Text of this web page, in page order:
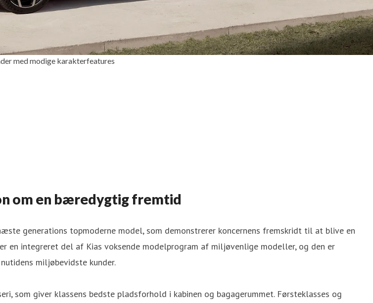
med modige karakterfeatures
om en bæredygtig fremtid
generations topmoderne model, som demonstrerer koncernens fremskridt til at blive en
integreret del af Kias voksende modelprogram af miljøvenlige modeller, og den er
miljøbevidste kunder.
som giver klassens bedste pladsforhold i kabinen og bagagerummet. Førsteklasses og